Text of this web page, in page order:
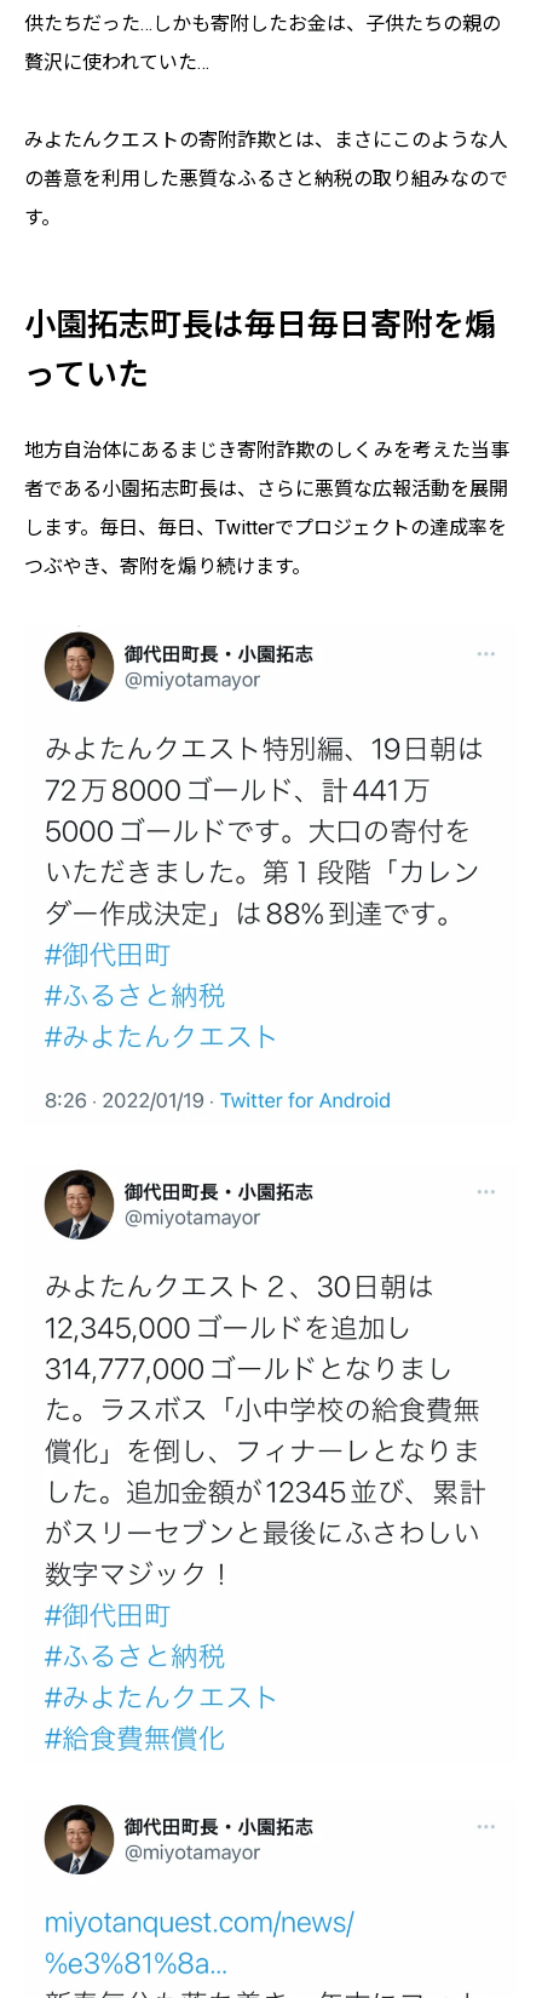
供たちだった…しかも寄附したお金は、子供たちの親の
贅沢に使われていた…
みよたんクエストの寄附詐欺とは、まさにこのような人
の善意を利用した悪質なふるさと納税の取り組みなので
す。
小園拓志町長は毎日毎日寄附を煽
っていた
地方自治体にあるまじき寄附詐欺のしくみを考えた当事
者である小園拓志町長は、さらに悪質な広報活動を展開
します。毎日、毎日、Twitterでプロジェクトの達成率を
つぶやき、寄附を煽り続けます。